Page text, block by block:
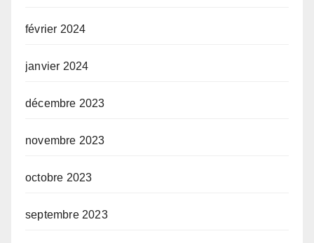
février 2024
janvier 2024
décembre 2023
novembre 2023
octobre 2023
septembre 2023